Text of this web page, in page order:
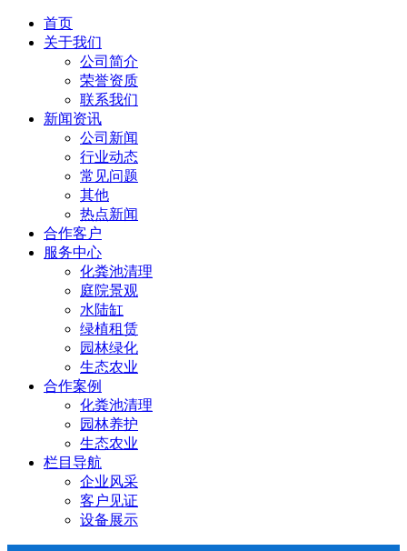
首页
关于我们
公司简介
荣誉资质
联系我们
新闻资讯
公司新闻
行业动态
常见问题
其他
热点新闻
合作客户
服务中心
化粪池清理
庭院景观
水陆缸
绿植租赁
园林绿化
生态农业
合作案例
化粪池清理
园林养护
生态农业
栏目导航
企业风采
客户见证
设备展示